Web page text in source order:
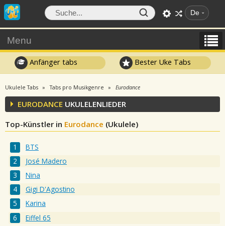
De
Menu
Anfänger tabs Bester Uke Tabs
Ukulele Tabs Tabs pro Musikgenre Eurodance
EURODANCE UKULELENLIEDER
Top-Künstler in Eurodance (Ukulele)
BTS
José Madero
Nina
Gigi D'Agostino
Karina
Eiffel 65